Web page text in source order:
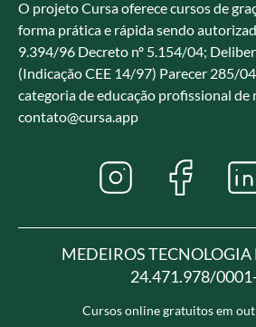
O projeto Cursa oferece cursos de
forma prática e rápida sendo
9.394/96 Decreto nº 5.154/04;
(Indicação CEE 14/97) Parecer 285/
categoria de educação profissional de
contato@cursa.app
MEDEIROS TECNOLOGIA
24.471.978/
Cursos online gratuitos em